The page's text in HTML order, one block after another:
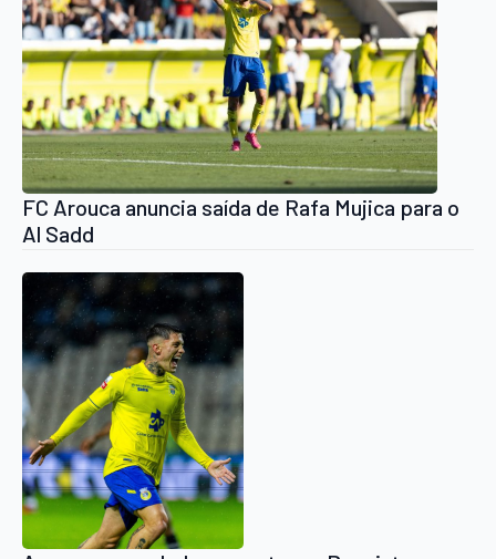
FC Arouca anuncia saída de Rafa Mujica para o
Al Sadd